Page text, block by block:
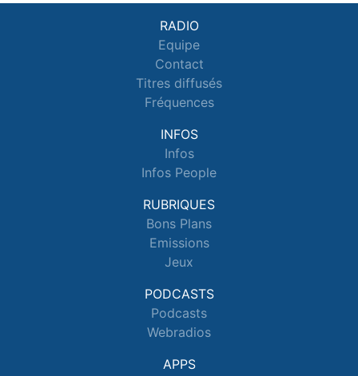
RADIO
Equipe
Contact
Titres diffusés
Fréquences
INFOS
Infos
Infos People
RUBRIQUES
Bons Plans
Emissions
Jeux
PODCASTS
Podcasts
Webradios
APPS